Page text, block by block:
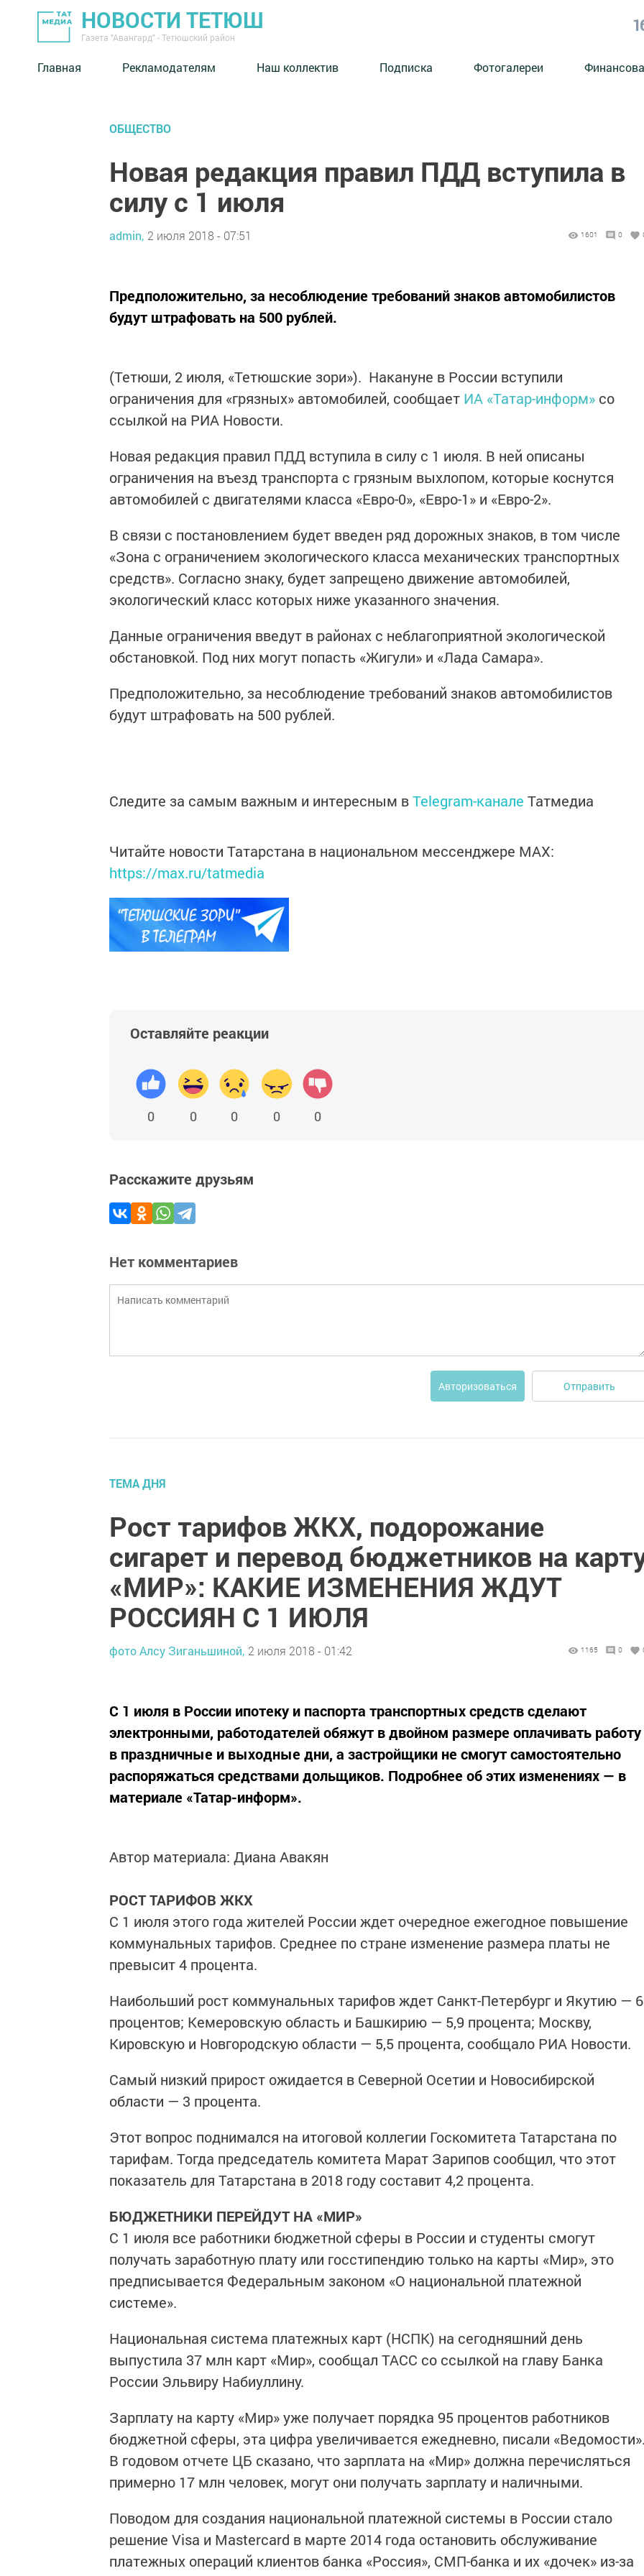
НОВОСТИ ТЕТЮШ
Газета "Авангард" - Тетюшский район
Главная Рекламодателям Наш коллектив Подписка Фотогалереи
ОБЩЕСТВО
Новая редакция правил ПДД вступила в
силу с 1 июля
admin, 2 июля 2018 - 07:51 1601 0
Предположительно, за несоблюдение требований знаков автомобилистов
будут штрафовать на 500 рублей.
(Тетюши, 2 июля, «Тетюшские зори»). Накануне в России вступили
ограничения для «грязных» автомобилей, сообщает ИА «Татар-информ» со
ссылкой на РИА Новости.
Новая редакция правил ПДД вступила в силу с 1 июля. В ней описаны
ограничения на въезд транспорта с грязным выхлопом, которые коснутся
автомобилей с двигателями класса «Евро-0», «Евро-1» и «Евро-2».
В связи с постановлением будет введен ряд дорожных знаков, в том числе
«Зона с ограничением экологического класса механических транспортных
средств». Согласно знаку, будет запрещено движение автомобилей,
экологический класс которых ниже указанного значения.
Данные ограничения введут в районах с неблагоприятной экологической
обстановкой. Под них могут попасть «Жигули» и «Лада Самара».
Предположительно, за несоблюдение требований знаков автомобилистов
будут штрафовать на 500 рублей.
Следите за самым важным и интересным вTelegram-канале Татмедиа
Читайте новости Татарстана в национальном мессенджере MАХ:
https://max.ru/tatmedia
Оставляйте реакции
0 0 0 0 0
Расскажите друзьям
Нет комментариев
Авторизоваться Отправить
ТЕМА ДНЯ
Рост тарифов ЖКХ, подорожание
сигарет и перевод бюджетников на
«МИР»: КАКИЕ ИЗМЕНЕНИЯ ЖДУТ
РОССИЯН С 1 ИЮЛЯ
фото Алсу Зиганьшиной, 2 июля 2018 - 01:42 1165 0
С 1 июля в России ипотеку и паспорта транспортных средств сделают
электронными, работодателей обяжут в двойном размере оплачивать работу
в праздничные и выходные дни, а застройщики не смогут самостоятельно
распоряжаться средствами дольщиков. Подробнее об этих изменениях — в
материале «Татар-информ».
Автор материала: Диана Авакян
РОСТ ТАРИФОВ ЖКХ
С 1 июля этого года жителей России ждет очередное ежегодное повышение
коммунальных тарифов. Среднее по стране изменение размера платы не
превысит 4 процента.
Наибольший рост коммунальных тарифов ждет Санкт-Петербург и Якутию — 6
процентов; Кемеровскую область и Башкирию — 5,9 процента; Москву,
Кировскую и Новгородскую области — 5,5 процента, сообщало РИА Новости.
Самый низкий прирост ожидается в Северной Осетии и Новосибирской
области — 3 процента.
Этот вопрос поднимался на итоговой коллегии Госкомитета Татарстана по
тарифам. Тогда председатель комитета Марат Зарипов сообщил, что этот
показатель для Татарстана в 2018 году составит 4,2 процента.
БЮДЖЕТНИКИ ПЕРЕЙДУТ НА «МИР»
С 1 июля все работники бюджетной сферы в России и студенты смогут
получать заработную плату или госстипендию только на карты «Мир», это
предписывается Федеральным законом «О национальной платежной
системе».
Национальная система платежных карт (НСПК) на сегодняшний день
выпустила 37 млн карт «Мир», сообщал ТАСС со ссылкой на главу Банка
России Эльвиру Набиуллину.
Зарплату на карту «Мир» уже получает порядка 95 процентов работников
бюджетной сферы, эта цифра увеличивается ежедневно, писали
В годовом отчете ЦБ сказано, что зарплата на «Мир» должна перечисляться
примерно 17 млн человек, могут они получать зарплату и наличными.
Поводом для создания национальной платежной системы в России стало
решение Visa и Mastercard в марте 2014 года остановить обслуживание
платежных операций клиентов банка «Россия», СМП-банка и их «дочек» из-за